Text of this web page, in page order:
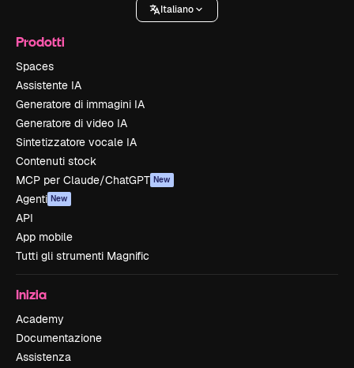
Italiano
Prodotti
Spaces
Assistente IA
Generatore di immagini IA
Generatore di video IA
Sintetizzatore vocale IA
Contenuti stock
MCP per Claude/ChatGPT New
Agenti New
API
App mobile
Tutti gli strumenti Magnific
Inizia
Academy
Documentazione
Assistenza